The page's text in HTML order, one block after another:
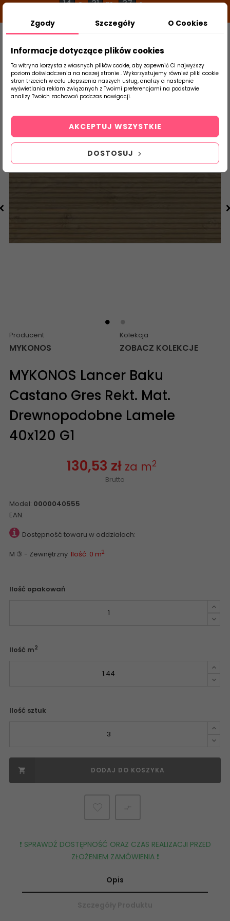
14 g 31 m 36 s
Szukaj
produktu
Strona Główna Salon / Taras Mykonos
Producent
MYKONOS
Kolekcja
ZOBACZ KOLEKCJE
MYKONOS Lancer Baku
Castano Gres Rekt. Mat.
Drewnopodobne Lamele
40x120 G1
130,53 zł za m2
Brutto
Model: 0000040555
EAN:
Dostępność towaru w oddziałach:
M ③ - Zewnętrzny Ilość: 0 m2
Ilość opakowań
Ilość m2
Ilość sztuk
 DODAJ DO KOSZYKA
❗️ SPRAWDŹ DOSTĘPNOŚĆ ORAZ CZAS REALIZACJI PRZED
ZŁOŻENIEM ZAMÓWIENIA ❗️
Opis
Zgody Szczegóły O Cookies
Informacje dotyczące plików cookies
Ta witryna korzysta z własnych plików cookie, aby zapewnić Ci najwyższy
poziom doświadczenia na naszej stronie . Wykorzystujemy również pliki cookie
stron trzecich w celu ulepszenia naszych usług, analizy a nastepnie
wyświetlania reklam związanych z Twoimi preferencjami na podstawie
analizy Twoich zachowań podczas nawigacji.
DOSTOSUJ
AKCEPTUJ WSZYSTKIE